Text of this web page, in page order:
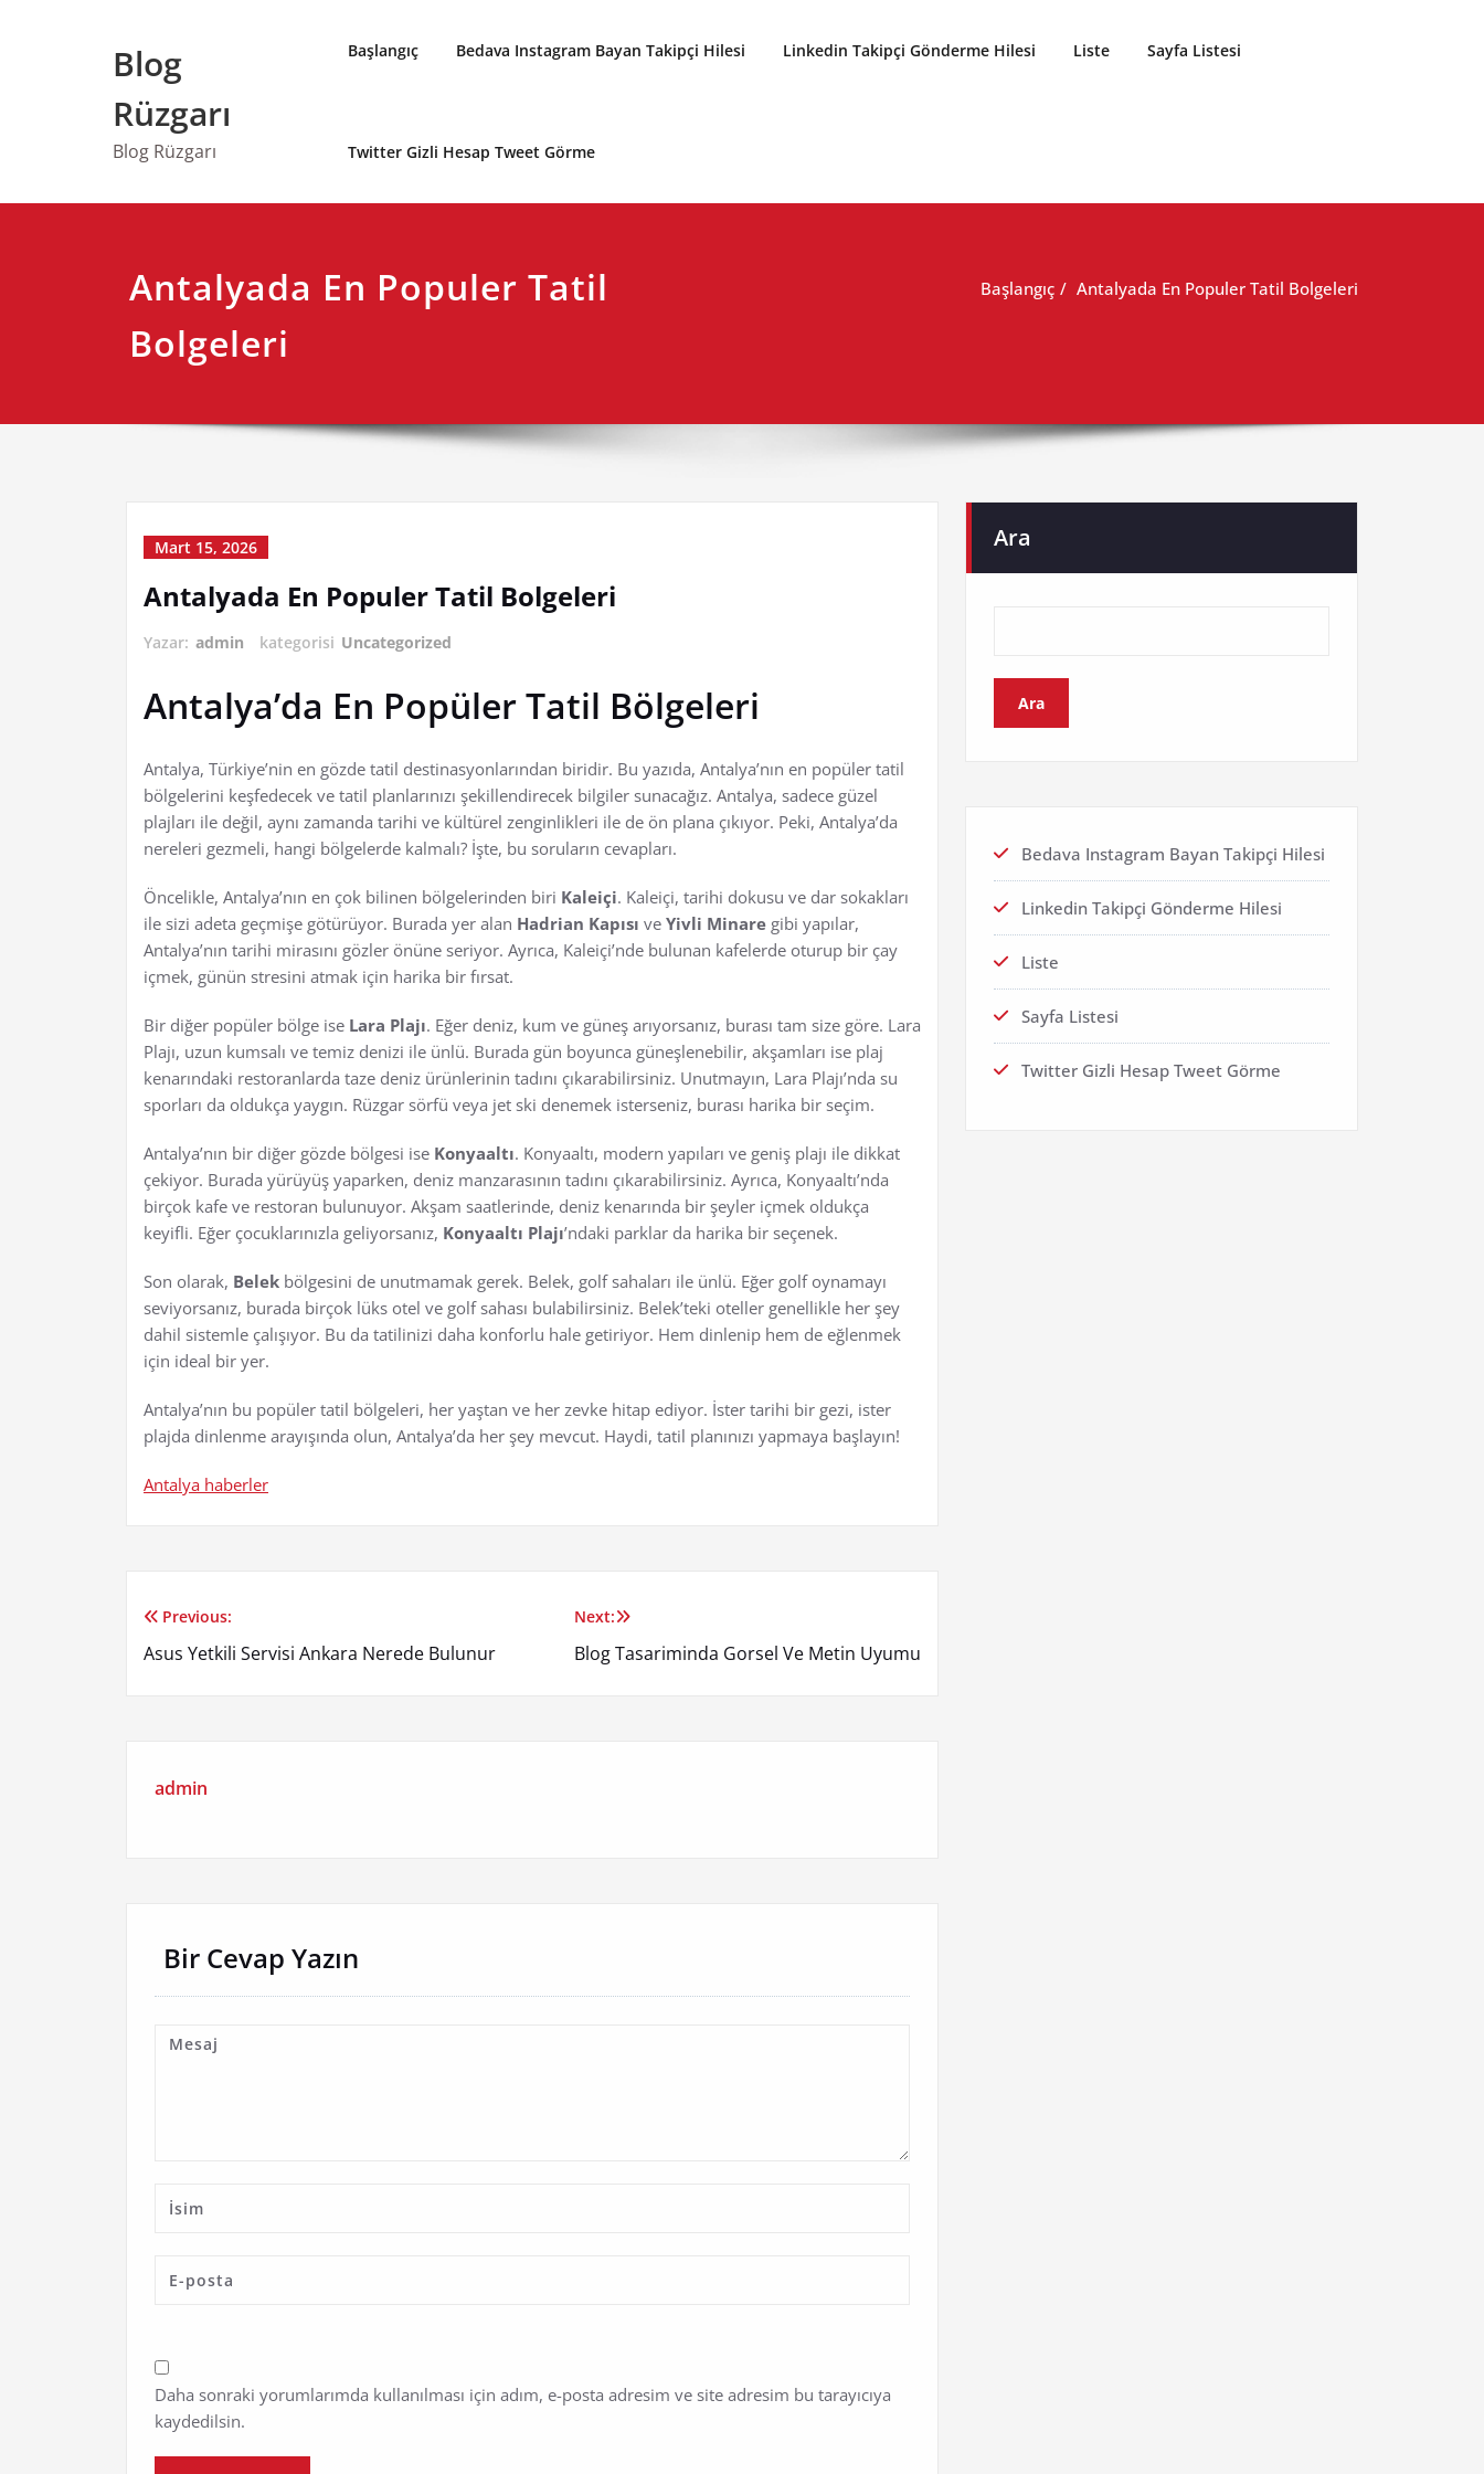
Blog
Rüzgarı
Blog Rüzgarı
Başlangıç Bedava Instagram Bayan Takipçi Hilesi Linkedin Takipçi Gönderme Hilesi Liste Sayfa Listesi
Twitter Gizli Hesap Tweet Görme
Antalyada En Populer Tatil
Bolgeleri
Başlangıç Antalyada En Populer Tatil Bolgeleri
Mart 15, 2026
Antalyada En Populer Tatil Bolgeleri
Yazar: admin kategorisi Uncategorized
Antalya’da En Popüler Tatil Bölgeleri
Antalya, Türkiye’nin en gözde tatil destinasyonlarından biridir. Bu yazıda, Antalya’nın en popüler tatil
bölgelerini keşfedecek ve tatil planlarınızı şekillendirecek bilgiler sunacağız. Antalya, sadece güzel
plajları ile değil, aynı zamanda tarihi ve kültürel zenginlikleri ile de ön plana çıkıyor. Peki, Antalya’da
nereleri gezmeli, hangi bölgelerde kalmalı? İşte, bu soruların cevapları.
Öncelikle, Antalya’nın en çok bilinen bölgelerinden biri Kaleiçi. Kaleiçi, tarihi dokusu ve dar sokakları
ile sizi adeta geçmişe götürüyor. Burada yer alan Hadrian Kapısı ve Yivli Minare gibi yapılar,
Antalya’nın tarihi mirasını gözler önüne seriyor. Ayrıca, Kaleiçi’nde bulunan kafelerde oturup bir çay
içmek, günün stresini atmak için harika bir fırsat.
Bir diğer popüler bölge ise Lara Plajı. Eğer deniz, kum ve güneş arıyorsanız, burası tam size göre. Lara
Plajı, uzun kumsalı ve temiz denizi ile ünlü. Burada gün boyunca güneşlenebilir, akşamları ise plaj
kenarındaki restoranlarda taze deniz ürünlerinin tadını çıkarabilirsiniz. Unutmayın, Lara Plajı’nda su
sporları da oldukça yaygın. Rüzgar sörfü veya jet ski denemek isterseniz, burası harika bir seçim.
Antalya’nın bir diğer gözde bölgesi ise Konyaaltı. Konyaaltı, modern yapıları ve geniş plajı ile dikkat
çekiyor. Burada yürüyüş yaparken, deniz manzarasının tadını çıkarabilirsiniz. Ayrıca, Konyaaltı’nda
birçok kafe ve restoran bulunuyor. Akşam saatlerinde, deniz kenarında bir şeyler içmek oldukça
keyifli. Eğer çocuklarınızla geliyorsanız, Konyaaltı Plajı’ndaki parklar da harika bir seçenek.
Son olarak, Belek bölgesini de unutmamak gerek. Belek, golf sahaları ile ünlü. Eğer golf oynamayı
seviyorsanız, burada birçok lüks otel ve golf sahası bulabilirsiniz. Belek’teki oteller genellikle her şey
dahil sistemle çalışıyor. Bu da tatilinizi daha konforlu hale getiriyor. Hem dinlenip hem de eğlenmek
için ideal bir yer.
Antalya’nın bu popüler tatil bölgeleri, her yaştan ve her zevke hitap ediyor. İster tarihi bir gezi, ister
plajda dinlenme arayışında olun, Antalya’da her şey mevcut. Haydi, tatil planınızı yapmaya başlayın!
Antalya haberler
Yazı
Previous:
Asus Yetkili Servisi Ankara Nerede Bulunur
Next:
Blog Tasariminda Gorsel Ve Metin Uyumu
admin
Bir Cevap Yazın
Daha sonraki yorumlarımda kullanılması için adım, e-posta adresim ve site adresim bu tarayıcıya
kaydedilsin.
Ara
Ara
Bedava Instagram Bayan Takipçi Hilesi
Linkedin Takipçi Gönderme Hilesi
Liste
Sayfa Listesi
Twitter Gizli Hesap Tweet Görme